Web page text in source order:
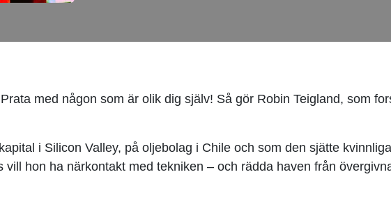
med någon som är olik dig själv! Så gör Robin Teigland, som
i Silicon Valley, på oljebolag i Chile och som den sjätte
vill hon ha närkontakt med tekniken – och rädda haven från